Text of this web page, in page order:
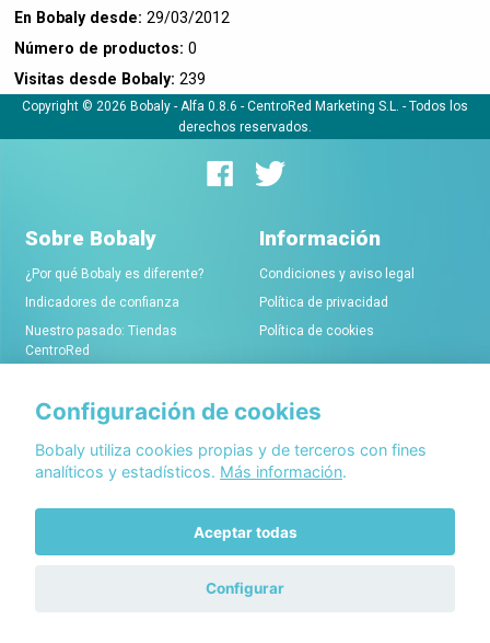
En Bobaly desde: 29/03/2012
Número de productos: 0
Visitas desde Bobaly: 239
Copyright © 2026 Bobaly - Alfa 0.8.6 - CentroRed Marketing S.L. - Todos los
derechos reservados.
Sobre Bobaly
¿Por qué Bobaly es diferente?
Indicadores de confianza
Nuestro pasado: Tiendas
CentroRed
Información
Condiciones y aviso legal
Política de privacidad
Política de cookies
Comerciantes
Alta de tiendas online
Condiciones de alta
Conócenos
Acerca de Bobaly Partners
Partner eCommerce
Configuración de cookies
Bobaly utiliza cookies propias y de terceros con fines
analíticos y estadísticos. Más información.
Aceptar todas
Configurar